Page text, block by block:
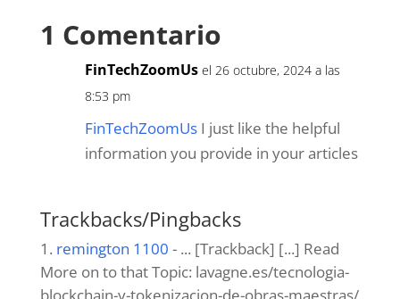
k n p
1 Comentario
FinTechZoomUs el 26 octubre, 2024 a las
8:53 pm
FinTechZoomUsI just like the helpful
information you provide in your articles
Trackbacks/Pingbacks
remington 1100 - ... [Trackback] [...] Read
More on to that Topic: lavagne.es/tecnologia-